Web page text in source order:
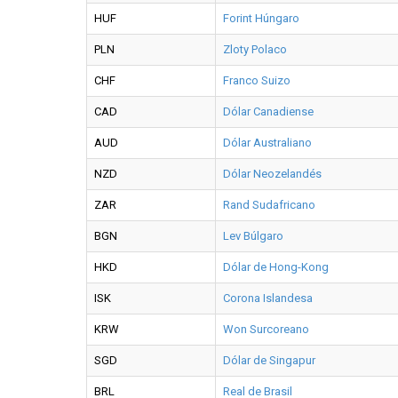
HUF Forint Húngaro
PLN Zloty Polaco
CHF Franco Suizo
CAD Dólar Canadiense
AUD Dólar Australiano
NZD Dólar Neozelandés
ZAR Rand Sudafricano
BGN Lev Búlgaro
HKD Dólar de Hong-Kong
ISK Corona Islandesa
KRW Won Surcoreano
SGD Dólar de Singapur
BRL Real de Brasil